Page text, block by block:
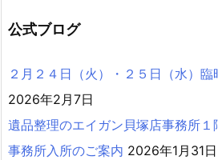
公式ブログ
２月２４日（火）・２５日（水）
2026年2月7日
遺品整理のエイガン貝塚店事務所
事務所入所のご案内 2026年1月31日